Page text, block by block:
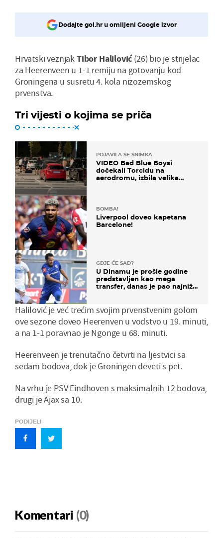
Dodajte gol.hr u omiljeni Google izvor
Hrvatski veznjakTibor Halilović(26) bio je strijelac
za Heerenveen u 1-1 remiju na gotovanju kod
Groningena u susretu 4. kola nizozemskog
prvenstva.
Tri vijesti o kojima se priča
POJAVILA SE SNIMKA
VIDEO Bad Blue Boysi
dočekali Torcidu na
aerodromu, izbila velika
BOMBA!
Liverpool doveo kapetana
Barcelone!
GDJE ĆE SAD?
U Dinamu je prošle godine
predstavljen kao mega
transfer, danas je pao najniže
Halilović je već trećim svojim prvenstvenim golom
ove sezone doveo Heerenven u vodstvo u 19. minuti,
a na 1-1 poravnao je Ngonge u 68. minuti.
Heerenveen je trenutačno četvrti na ljestvici sa
sedam bodova, dok je Groningen deveti s pet.
Na vrhu je PSV Eindhoven s maksimalnih 12 bodova,
drugi je Ajax sa 10.
PODIJELI
Komentari (0)